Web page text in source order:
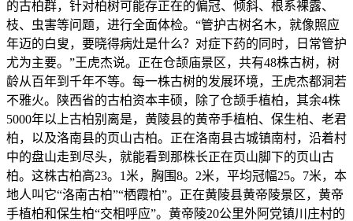
的古柏群，针对柏树可能存正在的偏冠、倾斜、根系裸露、
枝、虫害等问题，进行全面体检。“管护古树名木，就像照应
年迈的白叟，要晓得病灶是什么？对症下药的同时，日常管护
尤为主要。”王虎杰说。正在仓颉庙景区，共有48株古树，树
龄从百年到千年不等。每一株古树的发展环境，王虎杰都洞若
不雅火。陕西省的古柏资本丰硕，除了仓颉手植柏，其余4株
5000年以上古柏别离是，黄陵县的黄帝手植柏、保生柏、老君
柏，以及洛南县的页山古柏。正在洛南县古城镇南村，沿着村
中的盘山走到尽头，就能看到那株长正在页山脚下的页山古
柏。这株古柏高23。1米，胸围8。2米，平均冠幅25。7米，本
地人叫它“洛南古柏”“栖霞柏”。正在黄陵县黄帝陵景区，黄帝
手植柏和保生柏“交相呼应”。黄帝陵20公里外阿党镇川庄村的